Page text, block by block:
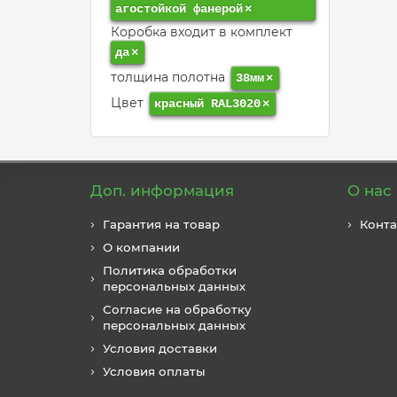
агостойкой фанерой×
Коробка входит в комплект
да×
толщина полотна 38мм×
Цвет красный RAL3020×
Доп. информация
Гарантия на товар
О компании
Политика обработки
персональных данных
Согласие на обработку
персональных данных
Условия доставки
Условия оплаты
О нас